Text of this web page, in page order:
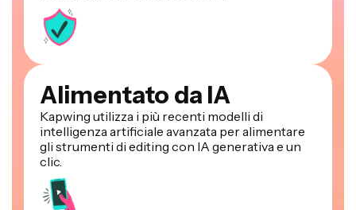
Alimentato da IA
Kapwing utilizza i più recenti modelli di
intelligenza artificiale avanzata per alimentare
gli strumenti di editing con IA generativa e un
clic.